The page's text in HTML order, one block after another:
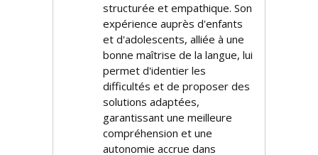
structurée et empathique. Son
expérience auprès d'enfants
et d'adolescents, alliée à une
bonne maîtrise de la langue, lui
permet d'identifier les
difficultés et de proposer des
solutions adaptées,
garantissant une meilleure
compréhension et une
autonomie accrue dans